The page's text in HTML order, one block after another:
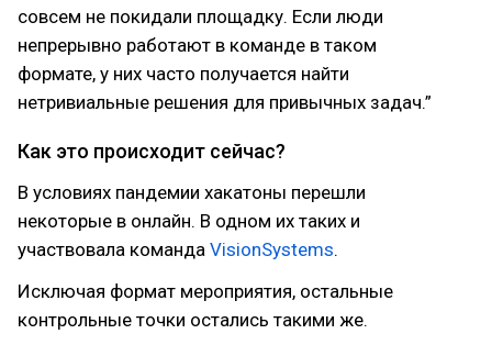
совсем не покидали площадку. Если люди
непрерывно работают в команде в таком
формате, у них часто получается найти
нетривиальные решения для привычных задач.”
Как это происходит сейчас?
В условиях пандемии хакатоны перешли
некоторые в онлайн. В одном их таких и
участвовала команда VisionSystems.
Исключая формат мероприятия, остальные
контрольные точки остались такими же.